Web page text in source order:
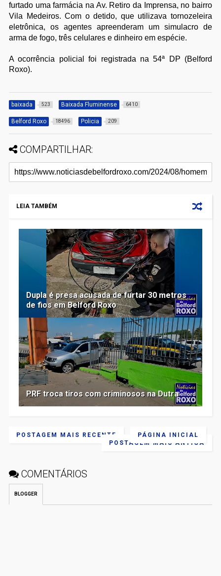
furtado uma farmácia na Av. Retiro da Imprensa, no bairro
Vila Medeiros. Com o detido, que utilizava tornozeleira
eletrônica, os agentes apreenderam um simulacro de
arma de fogo, três celulares e dinheiro em espécie.
A ocorrência policial foi registrada na 54ª DP (Belford
Roxo).
baixada 523 Baixada Fluminense 6410
Belford Roxo 18496 Policia 209
COMPARTILHAR:
LEIA TAMBÉM
Dupla é presa acusada de furtar 30 metros
de fios em Belford Roxo
PRF troca tiros com criminosos na Dutra
POSTAGEM MAIS RECENTE
POSTAGEM MAIS ANTIGA
PÁGINA INICIAL
COMENTÁRIOS
BLOGGER